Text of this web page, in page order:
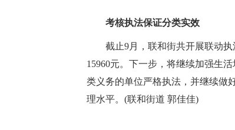
考核执法保证分类实效
截止9月，联和街共开展联动执
15960元。下一步，将继续加强生
类义务的单位严格执法，并继续做
理水平。(联和街道 郭佳佳)